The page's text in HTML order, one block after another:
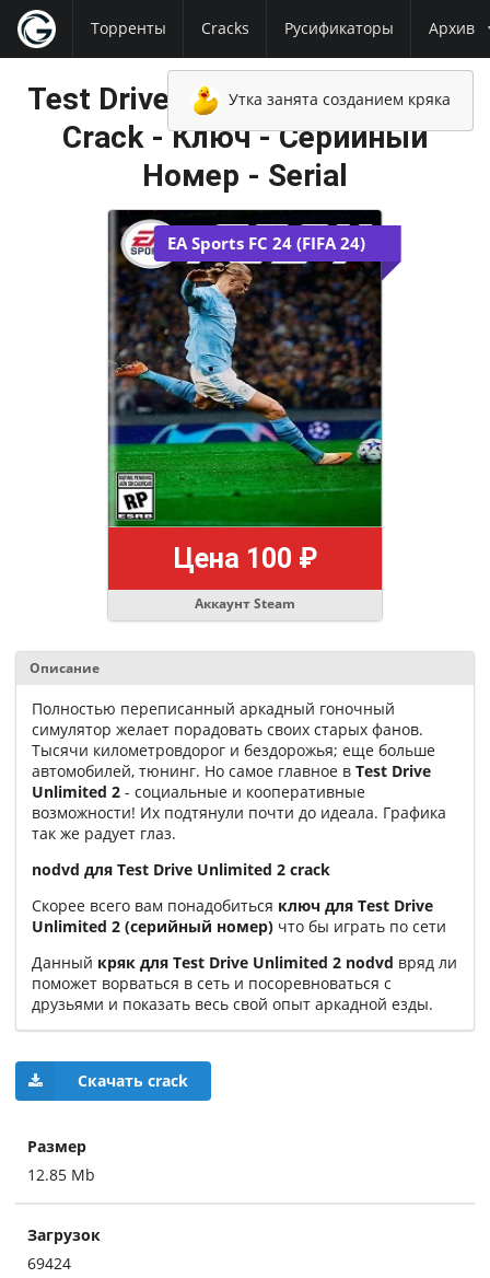
Торренты Cracks Русификаторы Архив
Утка занята созданием кряка
Test Drive Unlimited 2 NoDVD -
Crack - Ключ - Серийный
Номер - Serial
EA Sports FC 24 (FIFA 24)
Аккаунт Steam
Цена 100 ₽
Описание
Полностью переписанный аркадный гоночный
симулятор желает порадовать своих старых фанов.
Тысячи километровдорог и бездорожья; еще больше
автомобилей, тюнинг. Но самое главное в Test Drive
Unlimited 2 - социальные и кооперативные
возможности! Их подтянули почти до идеала. Графика
так же радует глаз.
nodvd для Test Drive Unlimited 2 crack
Скорее всего вам понадобиться ключ для Test Drive
Unlimited 2 (серийный номер) что бы играть по сети
Данный кряк для Test Drive Unlimited 2 nodvd вряд ли
поможет ворваться в сеть и посоревноваться с
друзьями и показать весь свой опыт аркадной езды.
Скачать crack
Размер
12.85 Mb
Загрузок
69424